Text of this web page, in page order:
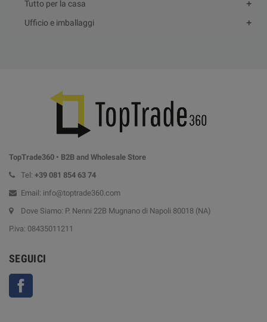
Tutto per la casa
Ufficio e imballaggi
TopTrade360 • B2B and Wholesale Store
Tel: +39 081 854 63 74
Email: info@toptrade360.com
Dove Siamo: P. Nenni 22B Mugnano di Napoli 80018 (NA)
P.iva: 08435011211
SEGUICI